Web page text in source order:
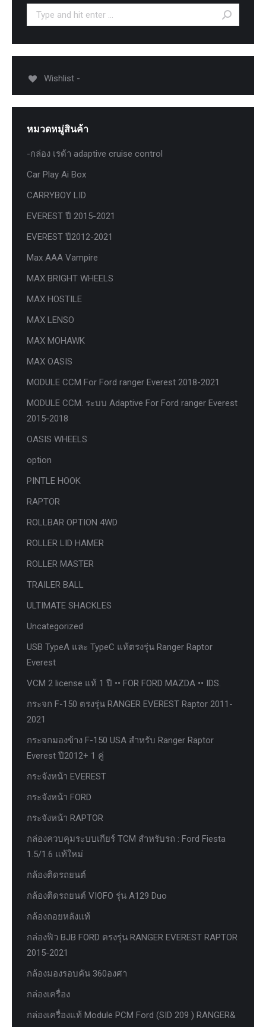
Search:
Wishlist -
หมวดหมู่สินค้า
-กล่อง เรด้า adaptive cruise control
Car Play Ai Box
CARRYBOY LID
EVEREST ปี 2015-2021
EVEREST ปี2012-2021
Max AAA Vampire
MAX BRIGHT WHEELS
MAX HOSTILE
MAX LENSO
MAX MOHAWK
MAX OASIS
MODULE CCM For Ford ranger Everest 2018-2021
MODULE CCM. ระบบ Adaptive For Ford ranger Everest
2015-2018
OASIS WHEELS
option
PINTLE HOOK
RAPTOR
ROLLBAR OPTION 4WD
ROLLER LID HAMER
ROLLER MASTER
TRAILER BALL
ULTIMATE SHACKLES
Uncategorized
USB TypeA และ TypeC แท้ตรงรุ่น Ranger Raptor
Everest
VCM 2 license แท้ 1 ปี •• FOR FORD MAZDA •• IDS.
กระจก F-150 ตรงรุ่น RANGER EVEREST Raptor 2011-
2021
กระจกมองข้าง F-150 USA สำหรับ Ranger Raptor
Everest ปี2012+ 1 คู่
กระจังหน้า EVEREST
กระจังหน้า FORD
กระจังหน้า RAPTOR
กล่องควบคุมระบบเกียร์ TCM สำหรับรถ : Ford Fiesta
1.5/1.6 แท้ใหม่
กล้องติดรถยนต์
กล้องติดรถยนต์ VIOFO รุ่น A129 Duo
กล้องถอยหลังแท้
กล่องฟิว BJB FORD ตรงรุ่น RANGER EVEREST RAPTOR
2015-2021
กล้องมองรอบคัน 360องศา
กล่องเครื่อง
กล่องเครื่องแท้ Module PCM Ford (SID 209 ) RANGER&